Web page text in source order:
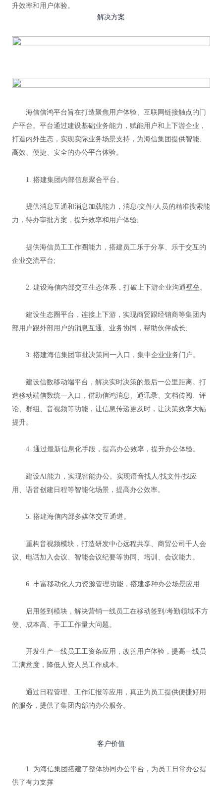
升效率和用户体验。
解决方案
海信信鸿平台旨在打造聚焦用户体验、互联网链接触点的门
户平台。平台通过建设基础业务能力，赋能用户和上下游企业，
打造内外生态，实现实际业务场景支持，为海信集团提供智能、
高效、便捷、安全的办公平台体验。
1. 搭建集团内部信息聚合平台。
提供消息互通和消息加载能力，消息/文件/人员的精准搜索能
力，待办审批方案，提升效率和用户体验;
提供海信员工工作圈能力，搭建员工乐于分享、乐于交互的
企业交流平台;
2. 建设海信内部交互生态体系，打破上下游企业沟通壁垒。
建设生态圈平台，连接上下游，实现商贸跟经销商等集团内
部用户跟外部用户的消息互通、业务协同，帮助伙伴成长;
3. 搭建海信集团审批决策同一入口，集中企业业务门户。
建设信数移动端平台，解决实时决策的最后一公里距离。打
造移动端信数统一入口，借助信鸿消息、通讯录、文档传阅、评
论、群组、音视频等功能，让信息传递更及时，让决策效率大幅
提升。
4. 通过最新信息化手段，提高办公效率，提升办公体验。
建设AI能力，实现智能办公。实现语音找人/找文件/找应
用、语音创建日程等智能化场景，提高办公效率。
5. 搭建海信内部多媒体交互通道。
重构音视频模块，打造研发中心远程共享、商贸公司千人会
议、电话加入会议、智能会议纪要等协同、培训、会议能力。
6. 丰富移动化人力资源管理功能，搭建多种办公场景应用
启用签到模块，解决营销一线员工在移动签到/考勤领域不方
便、成本高、手工工作量大问题。
开发生产一线员工工资条应用，改善用户体验，提高一线员
工满意度，降低人资人员工作成本。
通过日程管理、工作汇报等应用，真正为员工提供便捷好用
的服务，提供了集团内部的办公服务。
客户价值
1. 为海信集团搭建了整体协同办公平台，为员工日常办公提
供了有力支撑